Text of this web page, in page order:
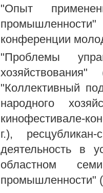
"Опыт
конференции
"Проблемы
"Коллективный
народного
кинофестивале-
г.), ресцубликан-
деятельность в
областном
промышленности"